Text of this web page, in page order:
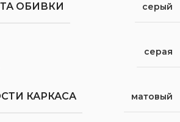
ОБИВКИ серый
серая
КАРКАСА матовый